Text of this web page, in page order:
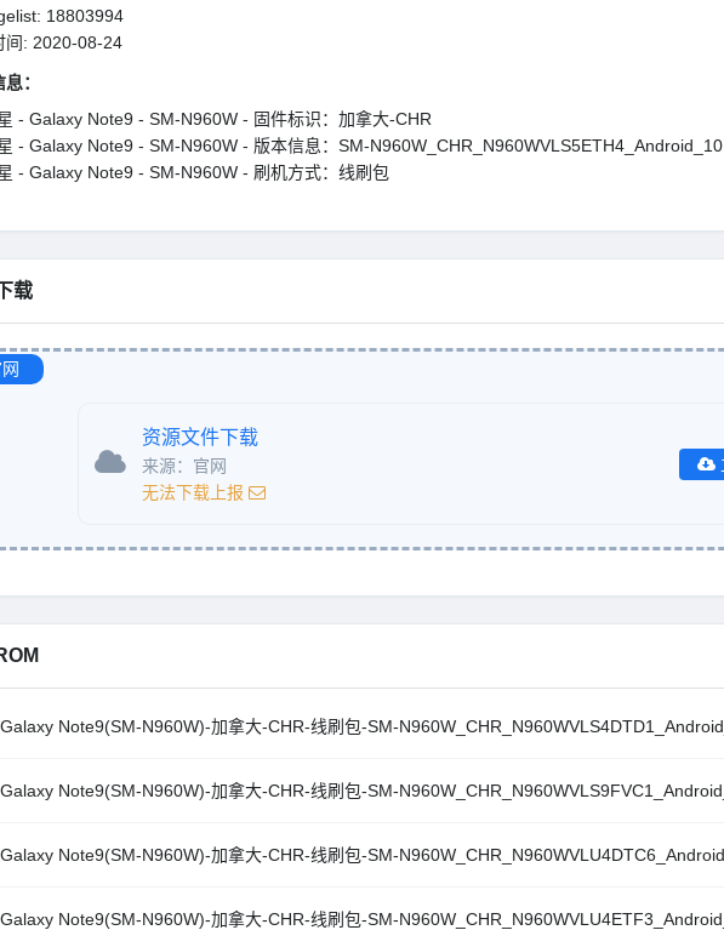
18803994
间: 2020-08-24
：
- Galaxy Note9 - SM-N960W - 固件标识：加拿大-CHR
- Galaxy Note9 - SM-N960W - 版本信息：SM-N960W_CHR_N960WVLS5ETH4_Android_10
- Galaxy Note9 - SM-N960W - 刷机方式：线刷包
载
资源文件下载
来源：官网
无法下载上报
Note9(SM-N960W)-加拿大-CHR-线刷包-SM-
Note9(SM-N960W)-加拿大-CHR-线刷包-SM-
Note9(SM-N960W)-加拿大-CHR-线刷包-SM-
Note9(SM-N960W)-加拿大-CHR-线刷包-SM-